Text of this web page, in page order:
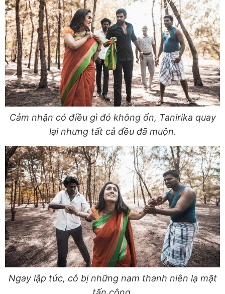
Cảm nhận có điều gì đó không ổn, Tanirika quay
lại nhưng tất cả đều đã muộn.
Ngay lập tức, cô bị những nam thanh niên lạ mặt